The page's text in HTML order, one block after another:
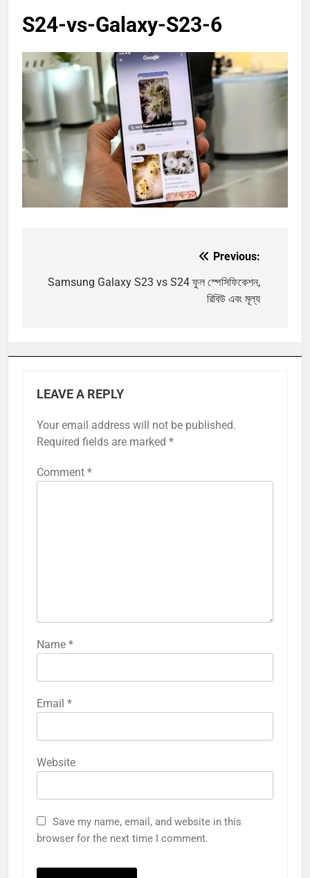
S24-vs-Galaxy-S23-6
navigation
Previous:
Samsung Galaxy S23 vs S24 ফুল স্পেসিফিকেশন,
রিবিউ এবং মূল্য
LEAVE A REPLY
Your email address will not be published.
Required fields are marked *
Comment *
Name *
Email *
Website
Save my name, email, and website in this
browser for the next time I comment.